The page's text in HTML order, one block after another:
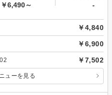
￥6,490～ -
￥4,840
￥6,900
￥7,502
ューを見る